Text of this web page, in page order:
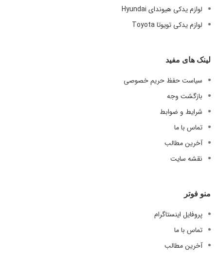
لوازم یدکی هیوندای Hyundai
لوازم یدکی تویوتا Toyota
لینک های مفید
سیاست حفظ حریم خصوصی
بازگشت وجه
شرایط و ضوابط
تماس با ما
آخرین مطالب
نقشه سایت
منو فوتر
پروفایل اینستاگرام
تماس با ما
آخرین مطالب